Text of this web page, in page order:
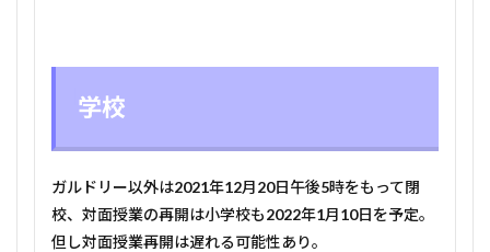
布
7
での
りの
人数
8
学校
ガルドリー以外は2021年12月20日午後5時をもって閉
校、対面授業の再開は小学校も2022年1月10日を予定。
但し対面授業再開は遅れる可能性あり。